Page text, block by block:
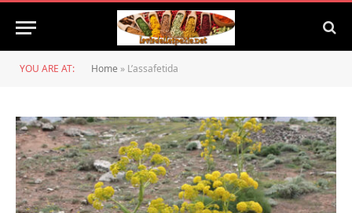
YOU ARE AT: Home » L’assafetida